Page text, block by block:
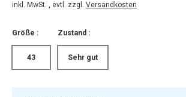
inkl. MwSt. , evtl. zzgl. Versandkosten
Größe :
43
Zustand :
Sehr gut